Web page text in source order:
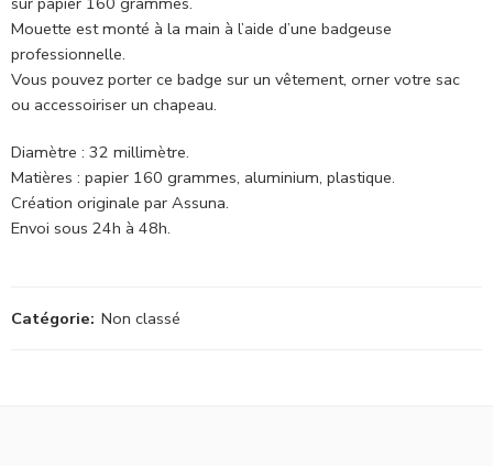
Mouette est monté à la main à l’aide d’une badgeuse
professionnelle.
Vous pouvez porter ce badge sur un vêtement, orner votre sac
ou accessoiriser un chapeau.
Diamètre : 32 millimètre.
Matières : papier 160 grammes, aluminium, plastique.
Création originale par Assuna.
Envoi sous 24h à 48h.
Catégorie: Non classé